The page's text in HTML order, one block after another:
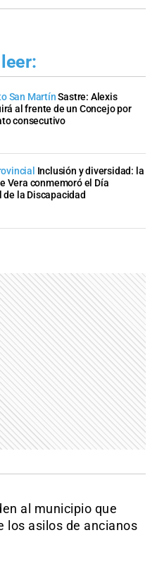
San Martín Sastre: Alexis
al frente de un Concejo por
consecutivo
Inclusión y diversidad: la
Vera conmemoró el Día
la Discapacidad
al municipio que
los asilos de ancianos